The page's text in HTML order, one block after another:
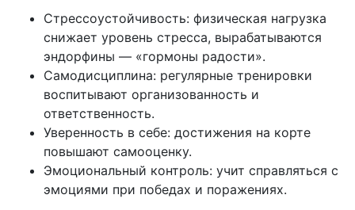
Стрессоустойчивость: физическая нагрузка
снижает уровень стресса, вырабатываются
эндорфины — «гормоны радости».
Самодисциплина: регулярные тренировки
воспитывают организованность и
ответственность.
Уверенность в себе: достижения на корте
повышают самооценку.
Эмоциональный контроль: учит справляться с
эмоциями при победах и поражениях.